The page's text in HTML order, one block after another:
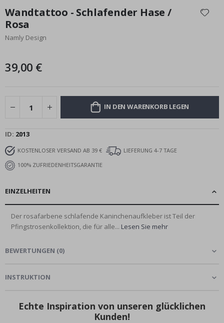
der
Bildgalerie
springen
Wandtattoo - Schlafender Hase /
Rosa
Namly Design
39,00 €
IN DEN WARENKORB LEGEN
ID 2013
KOSTENLOSER VERSAND AB 39 €
LIEFERUNG 4-7 TAGE
100% ZUFRIEDENHEITSGARANTIE
EINZELHEITEN
Der rosafarbene schlafende Kaninchenaufkleber ist Teil der
Pfingstrosenkollektion, die für alle... Lesen Sie mehr
BEWERTUNGEN (0)
INSTRUKTION
Echte Inspiration von unseren glücklichen
Kunden!